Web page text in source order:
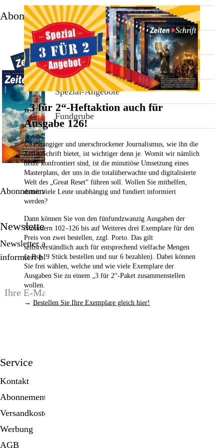
Abonnement
Abonnement bestellen
Newsletter
Newsletter abonnieren, Spezialangebote erhalten und
informiert bleiben!
Service
Kontakt
Abonnement
Versandkosten
Werbung
AGB
„3 für 2“-Heftaktion auch für
Ausgabe 126!
Unabhängiger und unerschrockener Journalismus, wie ihn die
ZeitenSchrift bietet, ist wichtiger denn je. Womit wir nämlich
heute konfrontiert sind, ist die minutiöse Umsetzung eines
Masterplans, der uns in die totalüberwachte und digitalisierte
Welt des „Great Reset“ führen soll. Wollen Sie mithelfen,
damit viele Leute unabhängig und fundiert informiert
werden?
Dann können Sie von den fünfundzwanzig Ausgaben der
Nummern 102–126 bis auf Weiteres drei Exemplare für den
Preis von zwei bestellen, zzgl. Porto. Das gilt
selbstverständlich auch für entsprechend vielfache Mengen
(z.Bsp. 9 Stück bestellen und nur 6 bezahlen). Dabei können
Sie frei wählen, welche und wie viele Exemplare der
Ausgaben Sie zu einem „3 für 2“-Paket zusammenstellen
wollen.
→ Bestellen Sie Ihre Exemplare gleich hier!
Stichwortverzeichnis
Aktuell
Abonnement
Geschenkideen
Immunsystemstärkung
St. Helia-Produkte
Spezial-Angebote
Fundgrube